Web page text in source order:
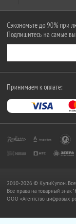
Сэкономьте до 90% при
Подпишитесь на самые
Принимаем к оплате:
2010-2026 © КупиКупон.
Все права на товарный
OOO «Агентство цифровых